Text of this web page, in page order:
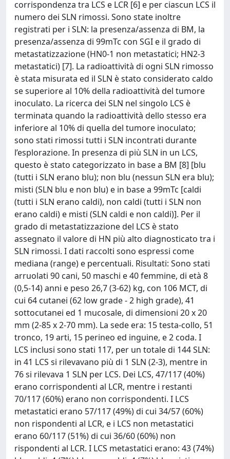
corrispondenza tra LCS e LCR [6] e per ciascun LCS il
numero dei SLN rimossi. Sono state inoltre
registrati per i SLN: la presenza/assenza di BM, la
presenza/assenza di 99mTc con SGI e il grado di
metastatizzazione (HN0-1 non metastatici; HN2-3
metastatici) [7]. La radioattività di ogni SLN rimosso
è stata misurata ed il SLN è stato considerato caldo
se superiore al 10% della radioattività del tumore
inoculato. La ricerca dei SLN nel singolo LCS è
terminata quando la radioattività dello stesso era
inferiore al 10% di quella del tumore inoculato;
sono stati rimossi tutti i SLN incontrati durante
l’esplorazione. In presenza di più SLN in un LCS,
questo è stato categorizzato in base a BM [8] [blu
(tutti i SLN erano blu); non blu (nessun SLN era blu);
misti (SLN blu e non blu) e in base a 99mTc [caldi
(tutti i SLN erano caldi), non caldi (tutti i SLN non
erano caldi) e misti (SLN caldi e non caldi)]. Per il
grado di metastatizzazione del LCS è stato
assegnato il valore di HN più alto diagnosticato tra i
SLN rimossi. I dati raccolti sono espressi come
mediana (range) e percentuali. Risultati: Sono stati
arruolati 90 cani, 50 maschi e 40 femmine, di età 8
(0,5-14) anni e peso 26,7 (3-62) kg, con 106 MCT, di
cui 64 cutanei (62 low grade - 2 high grade), 41
sottocutanei ed 1 mucosale, di dimensioni 20 x 20
mm (2-85 x 2-70 mm). La sede era: 15 testa-collo, 51
tronco, 19 arti, 15 perineo ed inguine, e 2 coda. I
LCS inclusi sono stati 117, per un totale di 144 SLN:
in 41 LCS si rilevavano più di 1 SLN (2-3), mentre in
76 si rilevava 1 SLN per LCS. Dei LCS, 47/117 (40%)
erano corrispondenti al LCR, mentre i restanti
70/117 (60%) erano non corrispondenti. I LCS
metastatici erano 57/117 (49%) di cui 34/57 (60%)
non rispondenti al LCR, e i LCS non metastatici
erano 60/117 (51%) di cui 36/60 (60%) non
rispondenti al LCR. I LCS metastatici erano: 43 (74%)